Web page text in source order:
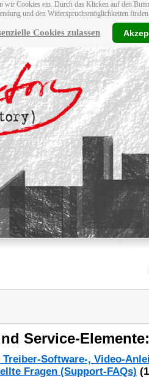
wir Cookies ein. Durch das Klicken auf den
und den Widerspruchsmöglichkeiten
Cookies zulassen
Service-Elemente:
Treiber-Software-, Video-
Fragen (Support-FAQs)